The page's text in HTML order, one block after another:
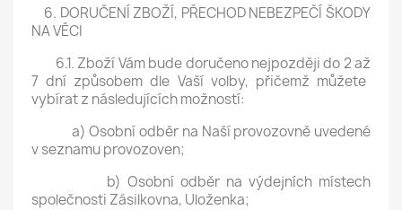
6. DORUČENÍ ZBOŽÍ, PŘECHOD NEBEZPEČÍ ŠKODY
NA VĚCI
6.1. Zboží Vám bude doručeno nejpozději do 2 až
7 dní způsobem dle Vaší volby, přičemž můžete
vybírat z následujících možností:
a) Osobní odběr na Naší provozovně uvedené
v seznamu provozoven;
b) Osobní odběr na výdejních místech
společnosti Zásilkovna, Uloženka;